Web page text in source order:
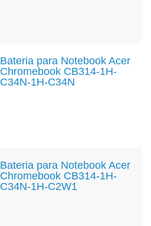
Bateria para Notebook Acer
Chromebook CB314-1H-
C34N-1H-C34N
Bateria para Notebook Acer
Chromebook CB314-1H-
C34N-1H-C2W1